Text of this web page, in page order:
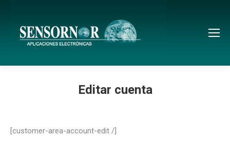
Editar cuenta
[customer-area-account-edit /]